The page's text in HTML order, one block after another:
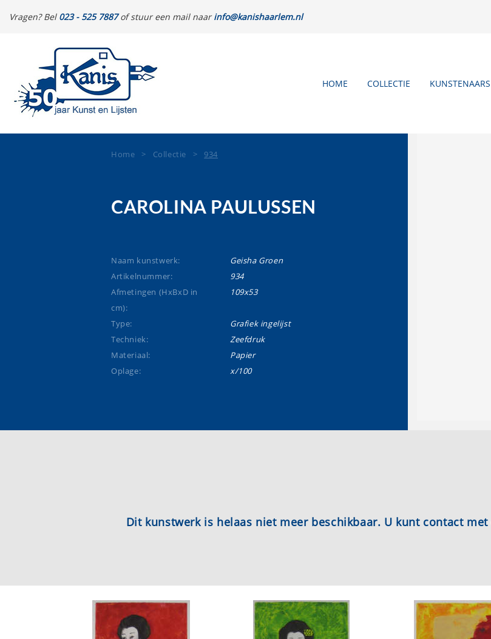
Vragen? Bel 023 - 525 7887of stuur een mail naarinfo@kanishaarlem.nl
HOME COLLECTIE KUNSTENAARS
Home > Collectie > 934
CAROLINA PAULUSSEN
Naam kunstwerk:
Geisha Groen
Artikelnummer:
934
Afmetingen (HxBxD in
cm):
109x53
Type:
Grafiek ingelijst
Techniek:
Zeefdruk
Materiaal:
Papier
Oplage:
x/100
Dit kunstwerk is helaas niet meer beschikbaar. U kunt contact